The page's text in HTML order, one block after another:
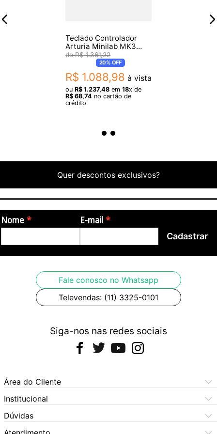
Dimensões do produto
- 240 mm de comprimento x 210 mm de profundidade x 30 mm
de altura (40 mm de altura incluindo as tampas dos botões)
Teclado Controlador
Arturia Minilab MK3
MIDI Alpine White
R$ 1.361,22
20%OFF
R$ 1.088,98 à vista
ou R$ 1.237,48 em 18x de
R$ 68,74 no cartão de
crédito
Quer descontos exclusivos?
Nome E-mail
Cadastrar
Fale conosco no Whatsapp
Televendas: (11) 3325-0101
Siga-nos nas redes sociais
Área do Cliente
Meus Pedidos
Meus Dados
Institucional
Central de Atendimento
Dúvidas Frequentes
Dúvidas
Como Comprar